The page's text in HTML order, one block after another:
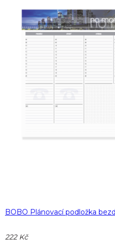
BOBO Plánovací podložka
222 Kč